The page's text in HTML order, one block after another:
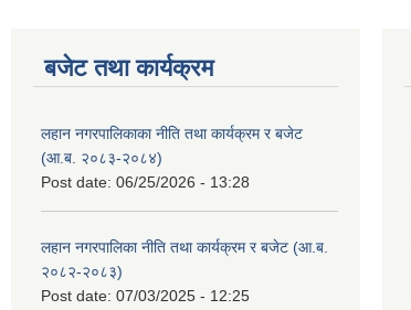
बजेट तथा कार्यक्रम
लहान नगरपालिकाका नीति तथा कार्यक्रम र बजेट
(आ.ब. २०८३-२०८४)
Post date: 06/25/2026 - 13:28
लहान नगरपालिका नीति तथा कार्यक्रम र बजेट (आ.ब.
२०८२-२०८३)
Post date: 07/03/2025 - 12:25